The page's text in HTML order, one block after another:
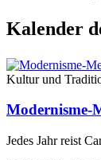
Kalender
Kultur und
Modernisme-
Jedes Jahr reist